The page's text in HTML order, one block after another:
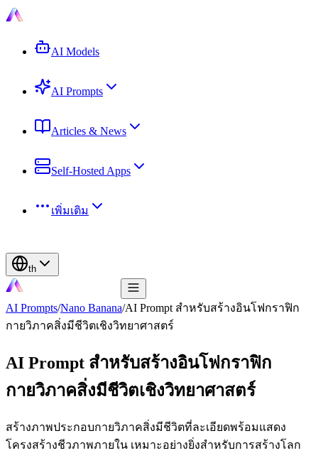
AI Models
AI Prompts
Articles & News
Self-Hosted Apps
เพิ่มเติม
th
AI Prompts/Nano Banana/AI Prompt สำหรับสร้างอินโฟกราฟิก
กายวิภาคสิ่งมีชีวิตเชิงวิทยาศาสตร์
AI Prompt สำหรับสร้างอินโฟกราฟิก
กายวิภาคสิ่งมีชีวิตเชิงวิทยาศาสตร์
สร้างภาพประกอบกายวิภาคสิ่งมีชีวิตที่ละเอียดพร้อมแสดง
โครงสร้างชีวภาพภายใน เหมาะอย่างยิ่งสำหรับการสร้างโลก